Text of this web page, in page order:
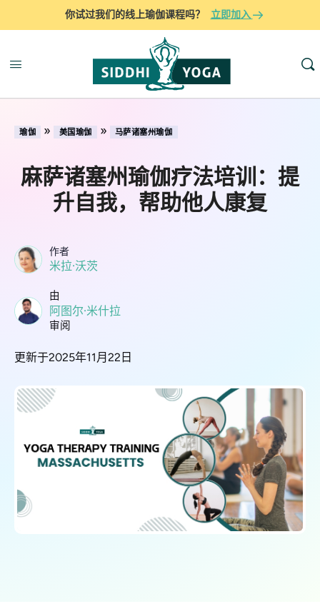
你试过我们的线上瑜伽课程吗？ 立即加入
瑜伽 » 美国瑜伽 » 马萨诸塞州瑜伽
麻萨诸塞州瑜伽疗法培训：提
升自我，帮助他人康复
作者
米拉·沃茨
由
阿图尔·米什拉
审阅
更新于2025年11月22日